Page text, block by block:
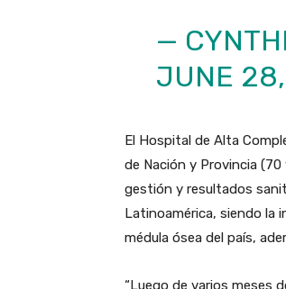
—
JUNE
El Hospital de Alta
de Nación y Provincia
gestión y resultados
Latinoamérica, siendo la
médula ósea del país,
“Luego de varios meses